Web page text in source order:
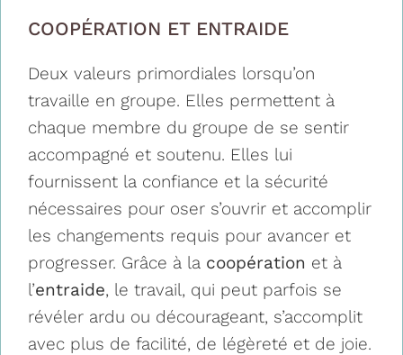
COOPÉRATION ET ENTRAIDE
Deux valeurs primordiales lorsqu’on
travaille en groupe. Elles permettent à
chaque membre du groupe de se sentir
accompagné et soutenu. Elles lui
fournissent la confiance et la sécurité
nécessaires pour oser s’ouvrir et accomplir
les changements requis pour avancer et
progresser. Grâce à la coopération et à
l’entraide, le travail, qui peut parfois se
révéler ardu ou décourageant, s’accomplit
avec plus de facilité, de légèreté et de joie.